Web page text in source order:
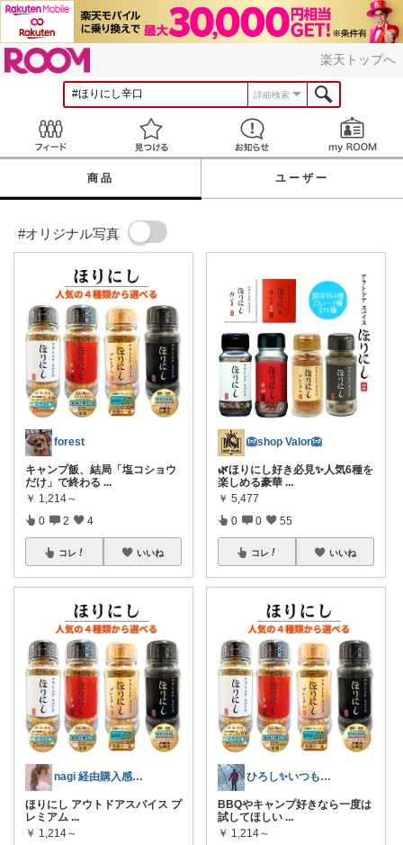
楽天トップへ
詳細検索
見つける お知らせ
商品 ユーザー
#オリジナル写真
forest
キャンプ飯、結局「塩コショウ
だけ」で終わる ...
￥ 1,214～
0 2 4
コレ いいね
nagi 経由購入感謝✨お買い物マラソン
ほりにし アウトドアスパイス プ
レミアム ...
￥ 1,214～
🦁shop Valor🦁
🌿ほりにし好き必見✨人気6種を
楽しめる豪華 ...
￥ 5,477
0 0 55
コレ いいね
ひろし✨いつもありがとうございます✨
BBQやキャンプ好きなら一度は
試してほしい ...
￥ 1,214～